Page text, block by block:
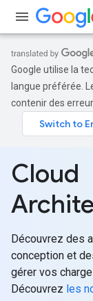
Google utilise la
langue préférée.
contenir des
Cloud
Découvrez des
conception et
gérer vos
Découvrez les